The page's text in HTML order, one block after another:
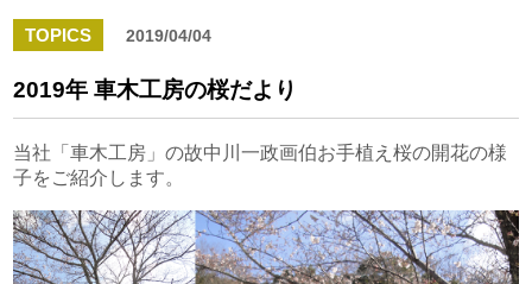
SDGS
環境
プライバシーポリシー
一般事業主行動計画
総合印刷ソリューショントップ
商業印刷
インクジェット印刷
企画・制作
企画・制作トップ
取扱説明書
ソリューション
文化財アーカイブ＆複製＆活用
複製原画
企業情報トップ
採用情報
TOPICS 2019/04/04
2019年 車木工房の桜だより
当社「車木工房」の故中川一政画伯お手植え桜の開花の様
子をご紹介します。